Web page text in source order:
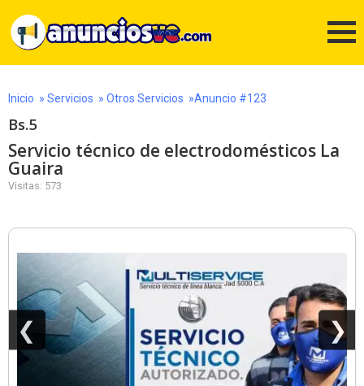
Inicio » Servicios » Otros Servicios »Anuncio #123
Bs.5
Servicio técnico de electrodomésticos La
Guaira
Visitas: 573
❮ ❯